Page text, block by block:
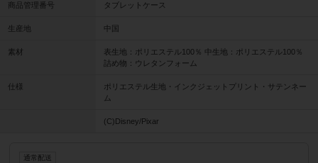
商品管理番号 タブレットケース
生産地 中国
素材
表生地：ポリエステル100％ 中生地：ポリエステル100％
詰め物：ウレタンフォーム
仕様
ポリエステル生地・インクジェットプリント・サテンネー
ム
(C)Disney/Pixar
通常配送